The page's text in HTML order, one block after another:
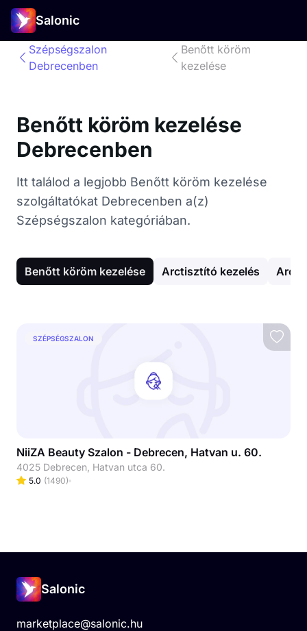
Salonic
Szépségszalon
Debrecenben
Benőtt köröm
kezelése
Benőtt köröm kezelése
Debrecenben
Itt találod a legjobb Benőtt köröm kezelése
szolgáltatókat Debrecenben a(z)
Szépségszalon kategóriában.
Benőtt köröm kezelése Arctisztító kezelés Arc
SZÉPSÉGSZALON
NiiZA Beauty Szalon - Debrecen, Hatvan u. 60.
4025 Debrecen, Hatvan utca 60.
5.0 (1490)
Salonic
marketplace@salonic.hu